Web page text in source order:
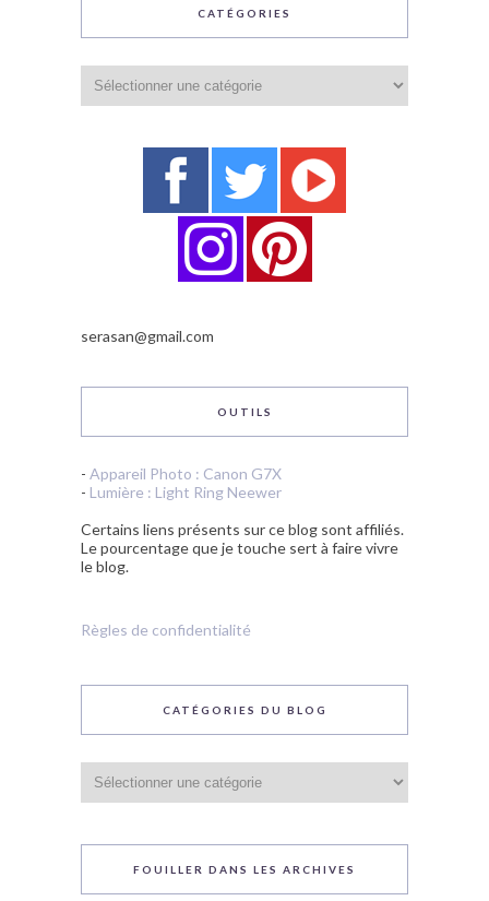
CATÉGORIES
serasan@gmail.com
OUTILS
- Appareil Photo : Canon G7X
- Lumière : Light Ring Neewer
Certains liens présents sur ce blog sont affiliés.
Le pourcentage que je touche sert à faire vivre
le blog.
Règles de confidentialité
CATÉGORIES DU BLOG
du
blog
FOUILLER DANS LES ARCHIVES